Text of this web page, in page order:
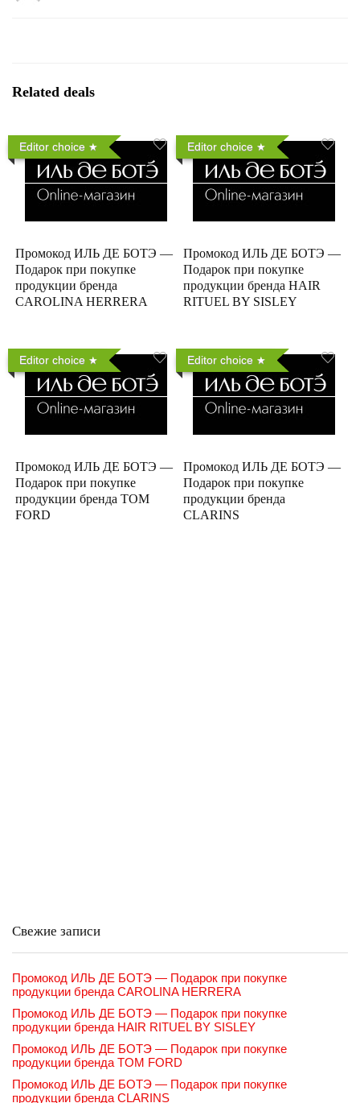
Related deals
Editor choice
Промокод ИЛЬ ДЕ БОТЭ —
Подарок при покупке
продукции бренда
CAROLINA HERRERA
Editor choice
Промокод ИЛЬ ДЕ БОТЭ —
Подарок при покупке
продукции бренда HAIR
RITUEL BY SISLEY
Editor choice
Промокод ИЛЬ ДЕ БОТЭ —
Подарок при покупке
продукции бренда TOM
FORD
Editor choice
Промокод ИЛЬ ДЕ БОТЭ —
Подарок при покупке
продукции бренда
CLARINS
Свежие записи
Промокод ИЛЬ ДЕ БОТЭ — Подарок при покупке
продукции бренда CAROLINA HERRERA
Промокод ИЛЬ ДЕ БОТЭ — Подарок при покупке
продукции бренда HAIR RITUEL BY SISLEY
Промокод ИЛЬ ДЕ БОТЭ — Подарок при покупке
продукции бренда TOM FORD
Промокод ИЛЬ ДЕ БОТЭ — Подарок при покупке
продукции бренда CLARINS